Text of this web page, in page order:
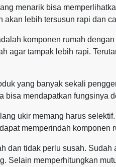
menarik bisa
akan lebih tersusun rapi dan
komponen rumah
agar tampak lebih rapi.
yang banyak sekali
bisa mendapatkan fungsinya
ukir memang harus
memperindah komponen
dan tidak perlu susah.
Selain memperhitungkan